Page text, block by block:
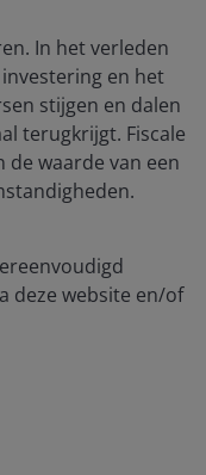
breakthrough?
In het verleden
en het
stijgen en dalen
terugkrijgt. Fiscale
waarde van een
deze website en/of